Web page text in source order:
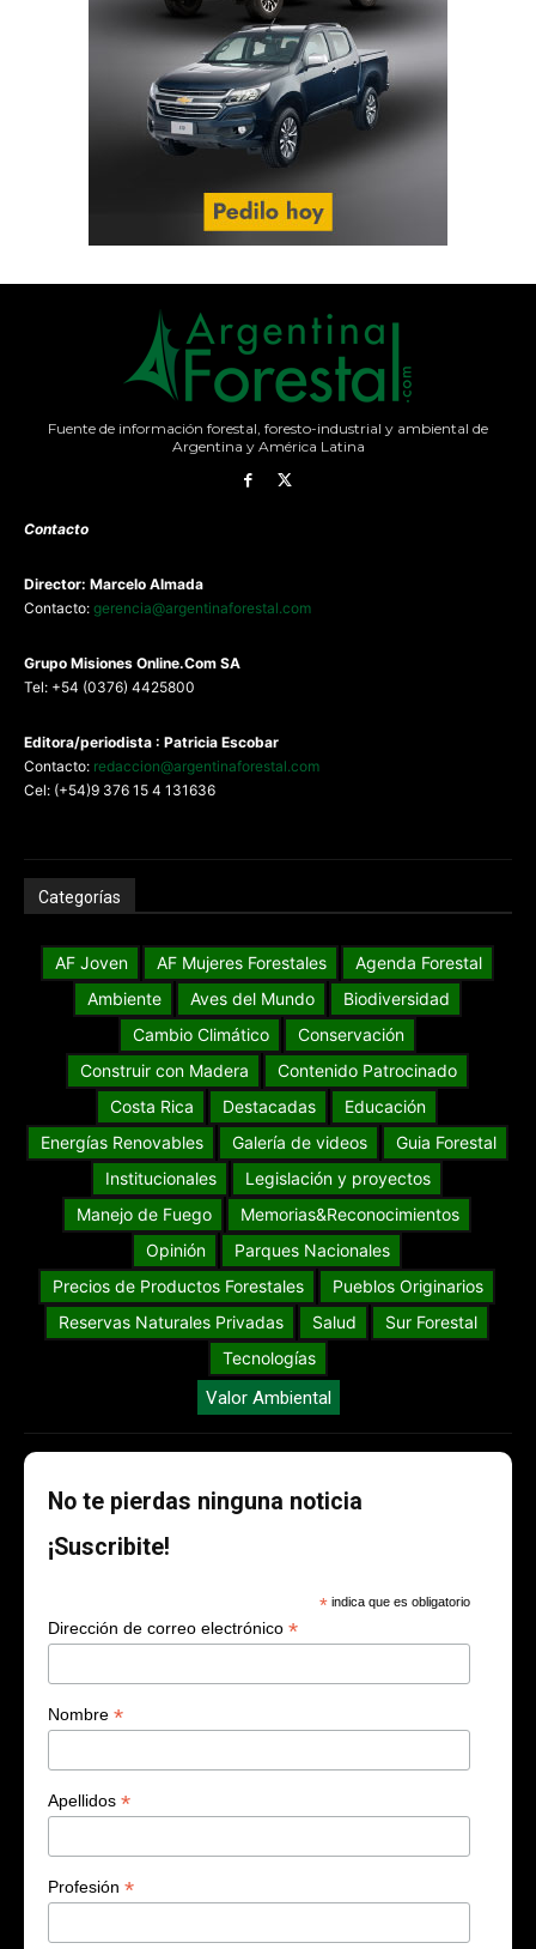
Fuente de información forestal, foresto-industrial y ambiental de
Argentina y América Latina
Contacto
Director: Marcelo Almada
Contacto: gerencia@argentinaforestal.com
Grupo Misiones Online.Com SA
Tel: +54 (0376) 4425800
Editora/periodista : Patricia Escobar
Contacto: redaccion@argentinaforestal.com
Cel: (+54)9 376 15 4 131636
Categorías
AF Joven AF Mujeres Forestales
Agenda Forestal
Ambiente
Aves del Mundo
Biodiversidad
Cambio Climático
Conservación
Construir con Madera
Contenido Patrocinado
Costa Rica
Destacadas
Educación
Energías Renovables
Galería de videos
Guia Forestal
Institucionales
Legislación y proyectos
Manejo de Fuego
Memorias&Reconocimientos
Opinión
Parques Nacionales
Precios de Productos Forestales
Pueblos Originarios
Reservas Naturales Privadas
Salud
Sur Forestal
Tecnologías
Valor Ambiental
No te pierdas ninguna noticia
¡Suscribite!
* indica que es obligatorio
Dirección de correo electrónico *
Nombre *
Apellidos *
Profesión *